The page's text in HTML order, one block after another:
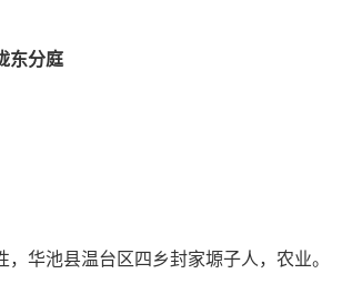
东分庭
，华池县温台区四乡封家塬子人，农业。